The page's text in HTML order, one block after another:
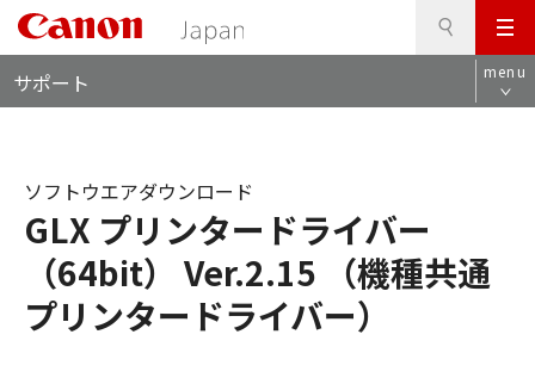
メ
ニ
ュ
サポート menu
GLX プリンタードライバー
（64bit） Ver.2.15 （機種共通
プリンタードライバー）
ソフトウエアダウンロード